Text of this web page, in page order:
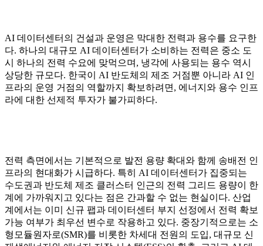
AI 데이터센터의 건설과 운영은 막대한 전력과 용수를 요구한
다. 하나의 대규모 AI 데이터센터가 소비하는 전력은 중소 도
시 하나의 전력 수요에 맞먹으며, 냉각에 사용되는 용수 역시
상당한 규모다. 한국이 AI 반도체의 제조 거점뿐 아니라 AI 인
프라의 운영 거점의 역할까지 확보하려면, 에너지와 용수 인프
라에 대한 선제적 투자가 불가피하다.
전력 측면에서는 기본적으로 발전 용량 확대와 함께 송배전 인
프라의 현대화가 시급하다. 특히 AI 데이터센터가 집중되는
수도권과 반도체 제조 클러스터 인근의 전력 그리드 용량이 한
계에 가까워지고 있다는 점은 간과할 수 없는 현실이다. 산업
계에서는 이미 신규 팹과 데이터센터 부지 선정에서 전력 확보
가능 여부가 최우선 변수로 작용하고 있다. 중장기적으로는 소
형모듈원자로(SMR)를 비롯한 차세대 전원의 도입, 대규모 신